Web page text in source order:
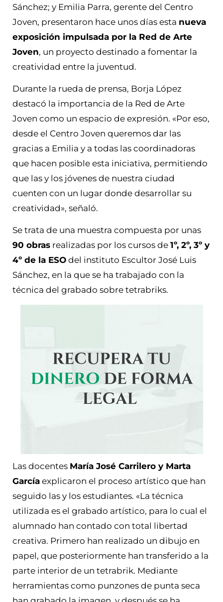
Sánchez; y Emilia Parra, gerente del Centro
Joven, presentaron hace unos días esta nueva
exposición impulsada por la Red de Arte
Joven, un proyecto destinado a fomentar la
creatividad entre la juventud.
Durante la rueda de prensa, Borja López
destacó la importancia de la Red de Arte
Joven como un espacio de expresión. «Por eso,
desde el Centro Joven queremos dar las
gracias a Emilia y a todas las coordinadoras
que hacen posible esta iniciativa, permitiendo
que las y los jóvenes de nuestra ciudad
cuenten con un lugar donde desarrollar su
creatividad», señaló.
Se trata de una muestra compuesta por unas
90 obras realizadas por los cursos de 1º, 2º, 3º y
4º de la ESO del instituto Escultor José Luis
Sánchez, en la que se ha trabajado con la
técnica del grabado sobre tetrabriks.
Las docentes María José Carrilero y Marta
García explicaron el proceso artístico que han
seguido las y los estudiantes. «La técnica
utilizada es el grabado artístico, para lo cual el
alumnado han contado con total libertad
creativa. Primero han realizado un dibujo en
papel, que posteriormente han transferido a la
parte interior de un tetrabrik. Mediante
herramientas como punzones de punta seca